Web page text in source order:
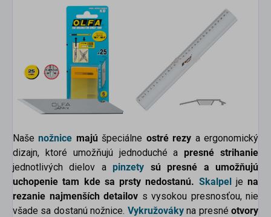
Našenožnice majú špeciálne ostré rezy a ergonomický
dizajn, ktoré umožňujú jednoduché a presné strihanie
jednotlivých dielov a pinzety sú presné a umožňujú
uchopenie tam kde sa prsty nedostanú. Skalpel je na
rezanie najmenších detailov s vysokou presnosťou, nie
všade sa dostanú nožnice. Vykružováky na presnéotvory